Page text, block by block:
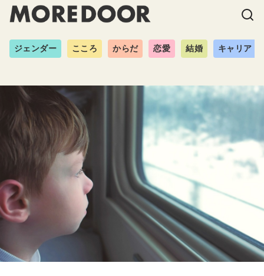
ジェンダー こころ からだ 恋愛 結婚 キャリア